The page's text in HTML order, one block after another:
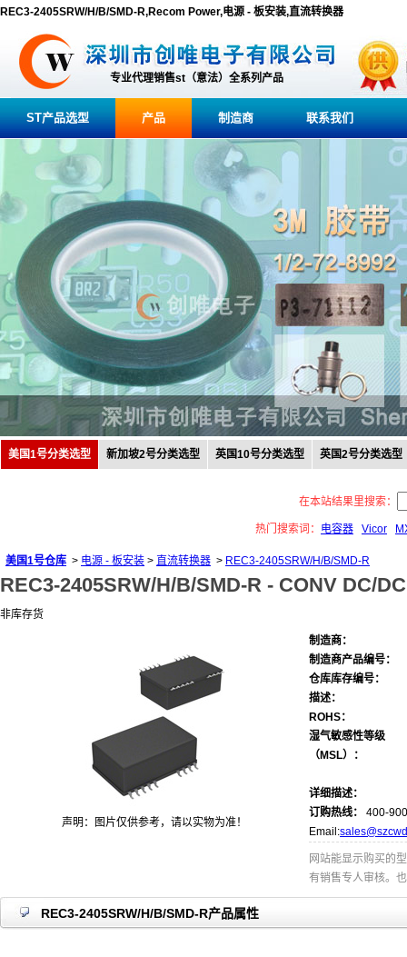
REC3-2405SRW/H/B/SMD-R,Recom Power,电源 - 板安装,直流转换器
专业代理销售st（意法）全系列产品
ST产品选型 产品 制造商 联系我们
美国1号分类选型 新加坡2号分类选型 英国10号分类选型 英国2号分类选型
在本站结果里搜索：
热门搜索词： 电容器 Vicor
美国1号仓库 > 电源 - 板安装 > 直流转换器 > REC3-2405SRW/H/B/SMD-R
REC3-2405SRW/H/B/SMD-R - CONV DC/
非库存货
声明：图片仅供参考，请以实物为准！
制造商：
制造商产品编号：
仓库库存编号：
描述：
ROHS：
湿气敏感性等级
（MSL）：
详细描述：
订购热线：
400-
Email:
网站能显示购买的
有销售专人审核。
REC3-2405SRW/H/B/SMD-R产品属性